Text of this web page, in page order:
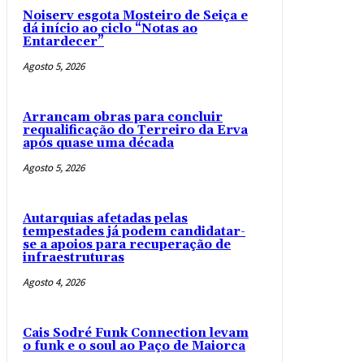
Noiserv esgota Mosteiro de Seiça e
dá início ao ciclo “Notas ao
Entardecer”
Agosto 5, 2026
Arrancam obras para concluir
requalificação do Terreiro da Erva
após quase uma década
Agosto 5, 2026
Autarquias afetadas pelas
tempestades já podem candidatar-
se a apoios para recuperação de
infraestruturas
Agosto 4, 2026
Cais Sodré Funk Connection levam
o funk e o soul ao Paço de Maiorca